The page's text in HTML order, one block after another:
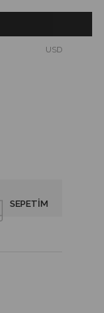
USD
SEPETIM